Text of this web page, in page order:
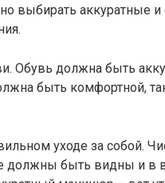
выбирать аккуратные
Обувь должна быть
быть комфортной,
уходе за собой.
должны быть видны и в